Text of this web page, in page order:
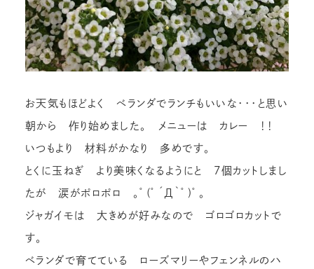
お天気もほどよく ベランダでランチもいいな・・・と思い
朝から 作り始めました。 メニューは カレー ！！
いつもより 材料がかなり 多めです。
とくに玉ねぎ より美味くなるようにと 7個カットしまし
たが 涙がポロポロ ｡ﾟ(ﾟ´Д｀ﾟ)ﾟ｡
ジャガイモは 大きめが好みなので ゴロゴロカットで
す。
ベランダで育てている ローズマリーやフェンネルのハ